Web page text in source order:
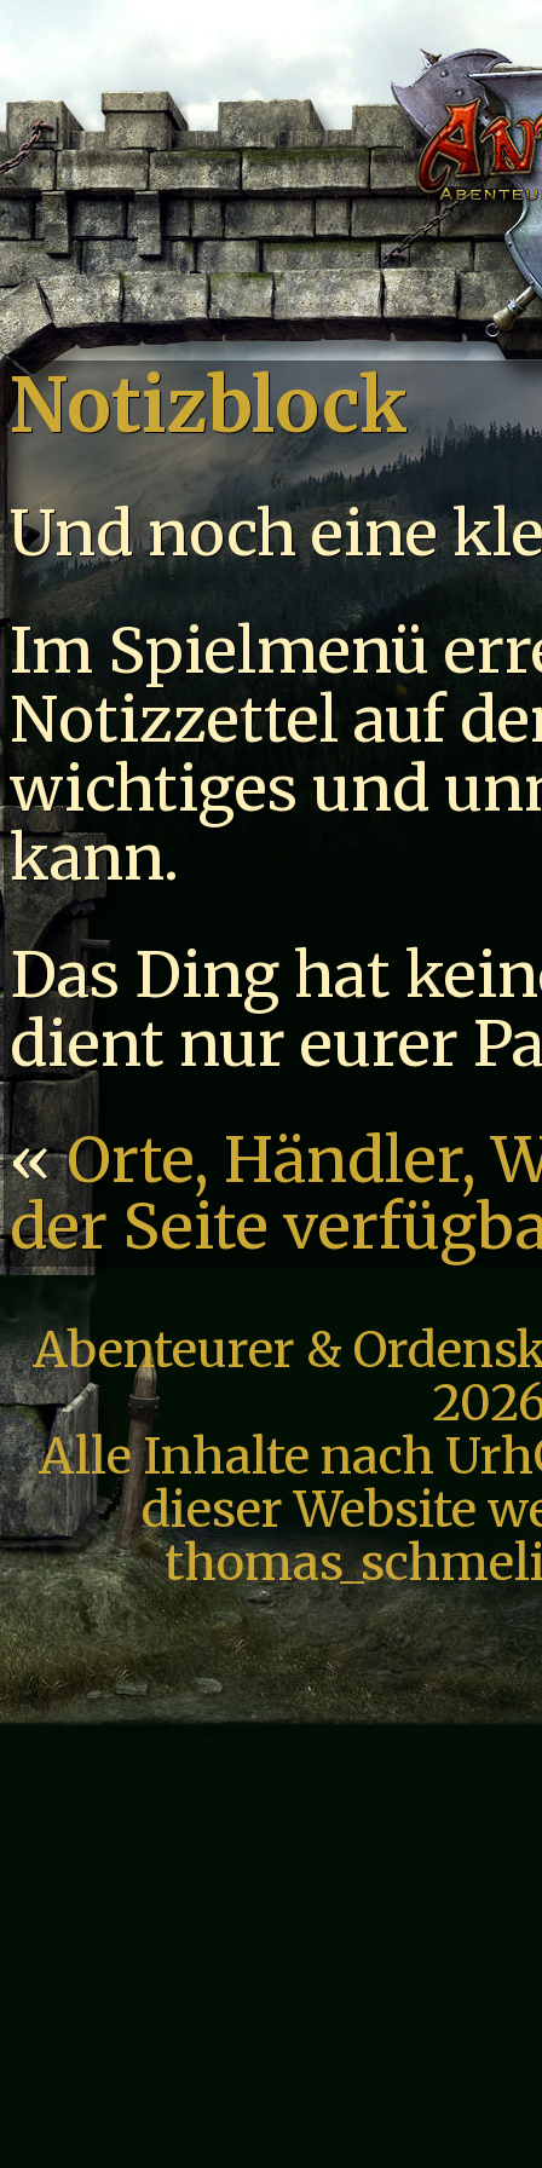
Notizblock
Und noch eine
Im Spielmenü
Notizzettel auf
wichtiges und
kann.
Das Ding hat
dient nur eurer
«Orte, Händler,
der Seite
Abenteurer &
Alle Inhalte nach
dieser Website